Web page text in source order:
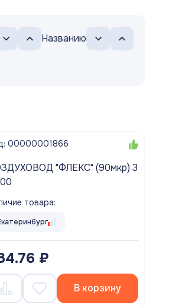
Названию
00000001866
"ФЛЕКС" (90мкр) 3
товара:
₽
В корзину